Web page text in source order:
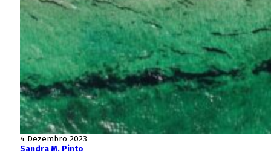
4 Dezembro 2023
Sandra M. Pinto